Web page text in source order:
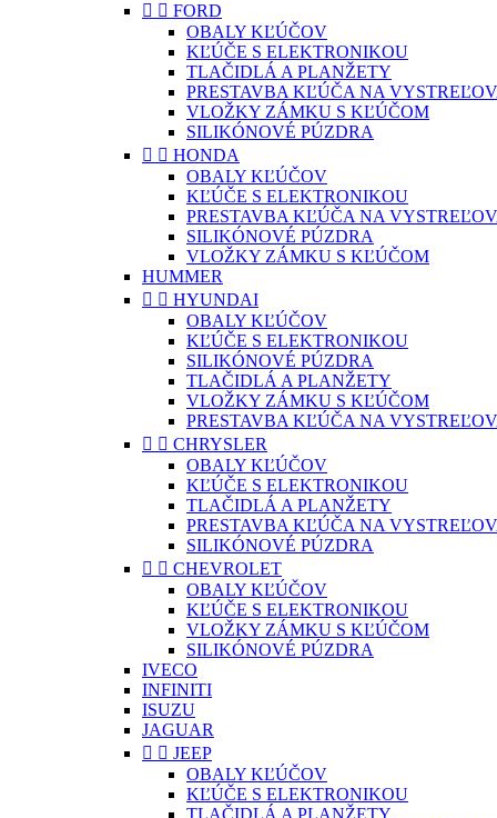
  FORD
OBALY KĽÚČOV
KĽÚČE S ELEKTRONIKOU
TLAČIDLÁ A PLANŽETY
PRESTAVBA KĽÚČA NA
VLOŽKY ZÁMKU S KĽÚČOM
SILIKÓNOVÉ PÚZDRA
  HONDA
OBALY KĽÚČOV
KĽÚČE S ELEKTRONIKOU
PRESTAVBA KĽÚČA NA
SILIKÓNOVÉ PÚZDRA
VLOŽKY ZÁMKU S KĽÚČOM
HUMMER
  HYUNDAI
OBALY KĽÚČOV
KĽÚČE S ELEKTRONIKOU
SILIKÓNOVÉ PÚZDRA
TLAČIDLÁ A PLANŽETY
VLOŽKY ZÁMKU S KĽÚČOM
PRESTAVBA KĽÚČA NA
  CHRYSLER
OBALY KĽÚČOV
KĽÚČE S ELEKTRONIKOU
TLAČIDLÁ A PLANŽETY
PRESTAVBA KĽÚČA NA
SILIKÓNOVÉ PÚZDRA
  CHEVROLET
OBALY KĽÚČOV
KĽÚČE S ELEKTRONIKOU
VLOŽKY ZÁMKU S KĽÚČOM
SILIKÓNOVÉ PÚZDRA
IVECO
INFINITI
ISUZU
JAGUAR
  JEEP
OBALY KĽÚČOV
KĽÚČE S ELEKTRONIKOU
TLAČIDLÁ A PLANŽETY